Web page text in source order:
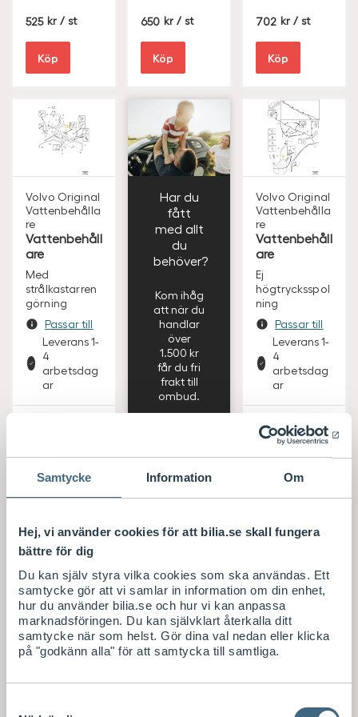
Samtycke Information Om
Hej, vi använder cookies för att bilia.se skall fungera
bättre för dig
Du kan själv styra vilka cookies som ska användas. Ett
samtycke gör att vi samlar in information om din enhet,
hur du använder bilia.se och hur vi kan anpassa
marknadsföringen. Du kan självklart återkalla ditt
samtycke när som helst. Gör dina val nedan eller klicka
på "godkänn alla" för att samtycka till samtliga.
525 S / st
Köp
650 S / st
Köp
702 S / st
Köp
Volvo Original
Vattenbehålla
re
Vattenbehåll
are
Med
strålkastarren
görning
Passar till
Leverans 1-
4
arbetsdag
ar
K
Har du
fått
med allt
du
behöver?
Kom ihåg
att när du
handlar
över
1.500 kr
får du fri
frakt till
ombud.
Volvo Original
Vattenbehålla
re
Vattenbehåll
are
Ej
högtrycksspol
ning
Passar till
Leverans 1-
4
arbetsdag
ar
702S
E
K
/ st
Volvo Original
Vattenbehålla
Vattenbehåll
are
JG01
Volvo Original
Vattenbehålla
re
Vattenbehåll
are
Passar till
Volvo Original
Vattenbehålla
Vattenbehåll
are
JG02